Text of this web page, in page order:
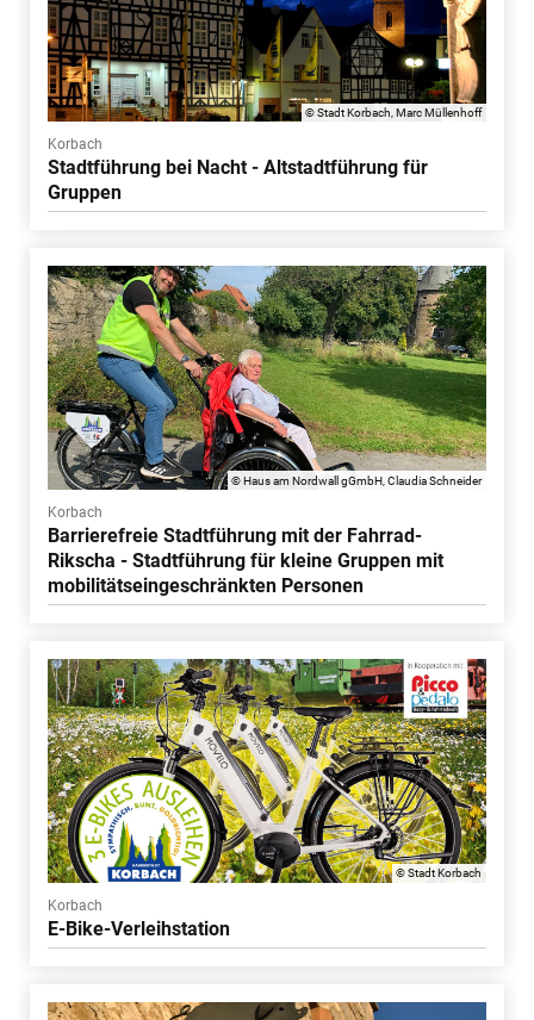
© Stadt Korbach, Marc Müllenhoff
Korbach
Stadtführung bei Nacht - Altstadtführung für
Gruppen
© Haus am Nordwall gGmbH, Claudia Schneider
Korbach
Barrierefreie Stadtführung mit der Fahrrad-
Rikscha - Stadtführung für kleine Gruppen mit
mobilitätseingeschränkten Personen
© Stadt Korbach
Korbach
E-Bike-Verleihstation